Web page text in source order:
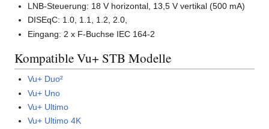
LNB-Steuerung: 18 V horizontal, 13,5 V vertikal (500 mA)
DISEqC: 1.0, 1.1, 1.2, 2.0,
Eingang: 2 x F-Buchse IEC 164-2
Kompatible Vu+ STB Modelle
Vu+ Duo²
Vu+ Uno
Vu+ Ultimo
Vu+ Ultimo 4K